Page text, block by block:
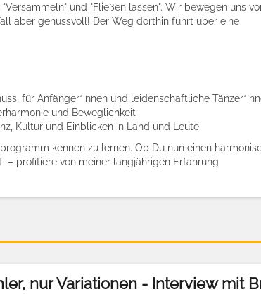
und "Fließen lassen". Wir bewegen uns
aber genussvoll! Der Weg dorthin führt über eine
für Anfänger*innen und leidenschaftliche
und Beweglichkeit
Kultur und Einblicken in Land und Leute
kennen zu lernen. Ob Du nun einen
profitiere von meiner langjährigen Erfahrung
nur Variationen - Interview mit